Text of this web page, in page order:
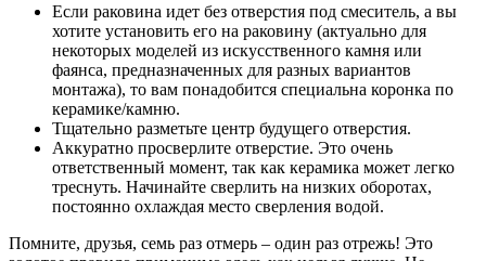
Если раковина идет без отверстия под смеситель, а вы
хотите установить его на раковину (актуально для
некоторых моделей из искусственного камня или
фаянса, предназначенных для разных вариантов
монтажа), то вам понадобится специальна коронка по
керамике/камню.
Тщательно разметьте центр будущего отверстия.
Аккуратно просверлите отверстие. Это очень
ответственный момент, так как керамика может легко
треснуть. Начинайте сверлить на низких оборотах,
постоянно охлаждая место сверления водой.
Помните, друзья, семь раз отмерь – один раз отрежь! Это